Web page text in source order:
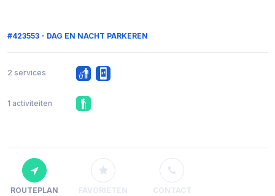
#423553 - DAG EN NACHT PARKEREN
2 services
1 activiteiten
ROUTEPLAN FAVORIETEN CONTACT